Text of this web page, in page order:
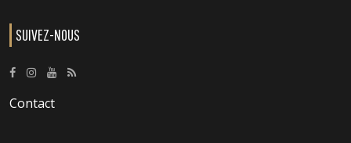
SUIVEZ-NOUS
Contact